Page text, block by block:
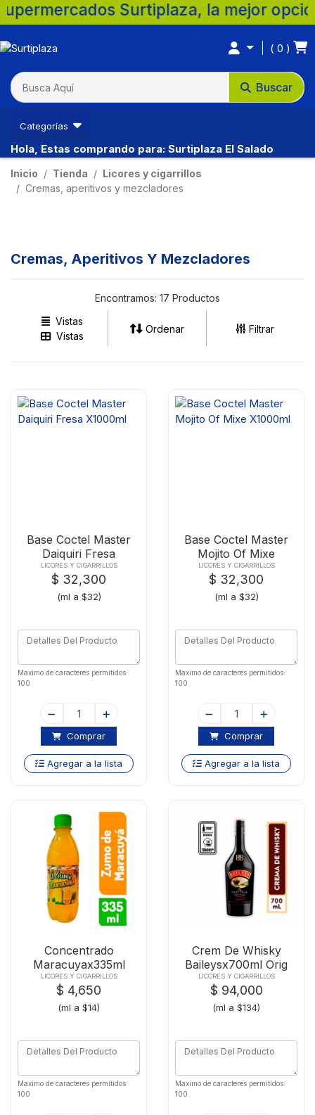
Surtiplaza, la mejor opción
Buscar
0
Categorías
Hola, Estas comprando para: Surtiplaza El Salado
Inicio Tienda
Licores y cigarrillos
Cremas, aperitivos y mezcladores
Cremas, Aperitivos Y Mezcladores
Encontramos: 17 Productos
Vistas
Vistas
Ordenar Filtrar
Base Coctel Master
Daiquiri Fresa
X1000ml
LICORES Y CIGARRILLOS
$ 32,300
(ml a $32)
Maximo de caracteres permitidos:
100
Comprar
Agregar a la lista
Base Coctel Master
Mojito Of Mixe
X1000ml
LICORES Y CIGARRILLOS
$ 32,300
(ml a $32)
Maximo de caracteres permitidos:
100
Comprar
Agregar a la lista
Concentrado
Maracuyax335ml
LICORES Y CIGARRILLOS
$ 4,650
(ml a $14)
Maximo de caracteres permitidos:
100
Crem De Whisky
Baileysx700ml Orig
LICORES Y CIGARRILLOS
$ 94,000
(ml a $134)
Maximo de caracteres permitidos:
100